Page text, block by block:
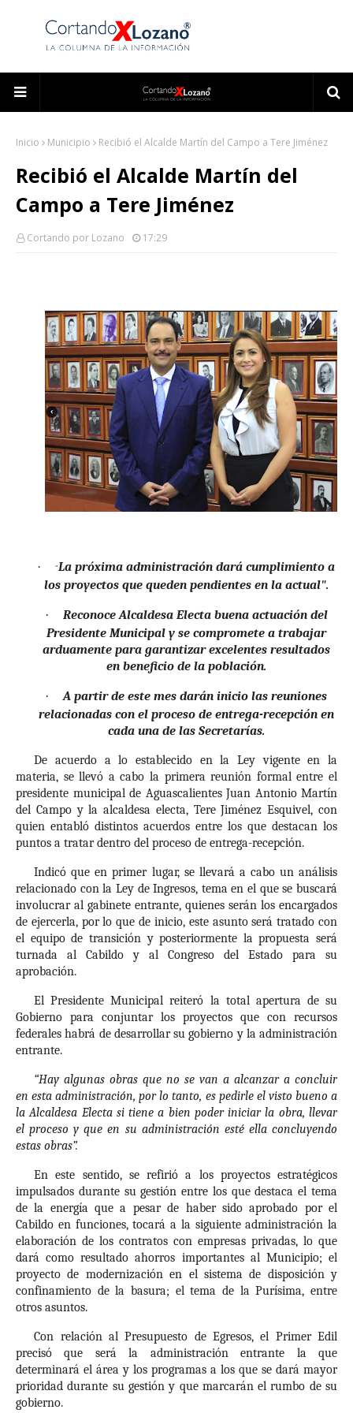
Inicio Municipio Recibió el Alcalde Martín del Campo a Tere Jiménez
Recibió el Alcalde Martín del
Campo a Tere Jiménez
Cortando por Lozano 17:29
· "La próxima administración dará cumplimiento a
los proyectos que queden pendientes en la actual".
·
Reconoce Alcaldesa Electa buena actuación del
Presidente Municipal y se compromete a trabajar
arduamente para garantizar excelentes resultados
en beneficio de la población.
·
A partir de este mes darán inicio las reuniones
relacionadas con el proceso de entrega-recepción en
cada una de las Secretarías.
De acuerdo a lo establecido en la Ley vigente en la
materia, se llevó a cabo la primera reunión formal entre el
presidente municipal de Aguascalientes Juan Antonio Martín
del Campo y la alcaldesa electa, Tere Jiménez Esquivel, con
quien entabló distintos acuerdos entre los que destacan los
puntos a tratar dentro del proceso de entrega-recepción.
Indicó que en primer lugar, se llevará a cabo un análisis
relacionado con la Ley de Ingresos, tema en el que se buscará
involucrar al gabinete entrante, quienes serán los encargados
de ejercerla, por lo que de inicio, este asunto será tratado con
el equipo de transición y posteriormente la propuesta será
turnada al Cabildo y al Congreso del Estado para su
aprobación.
El Presidente Municipal reiteró la total apertura de su
Gobierno para conjuntar los proyectos que con recursos
federales habrá de desarrollar su gobierno y la administración
entrante.
“Hay algunas obras que no se van a alcanzar a concluir
en esta administración, por lo tanto, es pedirle el visto bueno a
la Alcaldesa Electa si tiene a bien poder iniciar la obra, llevar
el proceso y que en su administración esté ella concluyendo
estas obras”.
En este sentido, se refirió a los proyectos estratégicos
impulsados durante su gestión entre los que destaca el tema
de la energía que a pesar de haber sido aprobado por el
Cabildo en funciones, tocará a la siguiente administración la
elaboración de los contratos con empresas privadas, lo que
dará como resultado ahorros importantes al Municipio; el
proyecto de modernización en el sistema de disposición y
confinamiento de la basura; el tema de la Purísima, entre
otros asuntos.
Con relación al Presupuesto de Egresos, el Primer Edil
precisó que será la administración entrante la que
determinará el área y los programas a los que se dará mayor
prioridad durante su gestión y que marcarán el rumbo de su
gobierno.